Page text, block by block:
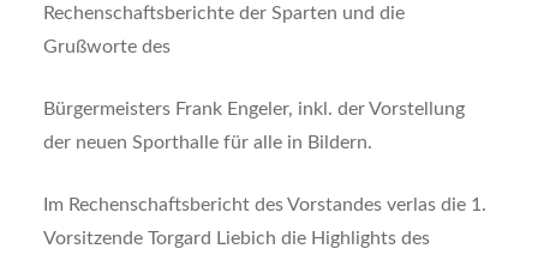
Rechenschaftsberichte der Sparten und die
Grußworte des
Bürgermeisters Frank Engeler, inkl. der Vorstellung
der neuen Sporthalle für alle in Bildern.
Im Rechenschaftsbericht des Vorstandes verlas die 1.
Vorsitzende Torgard Liebich die Highlights des